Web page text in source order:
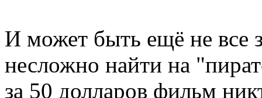
И может быть ещё не все
несложно найти на
за 50 долларов фильм